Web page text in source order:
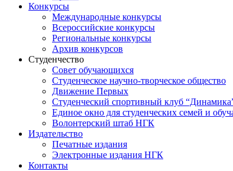
Конкурсы
Международные конкурсы
Всероссийские конкурсы
Региональные конкурсы
Архив конкурсов
Студенчество
Совет обучающихся
Студенческое научно-творческое общество
Движение Первых
Студенческий спортивный клуб
Единое окно для студенческих семей и
Волонтерский штаб НГК
Издательство
Печатные издания
Электронные издания НГК
Контакты